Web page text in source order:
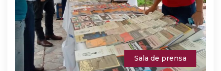
Sala de prensa